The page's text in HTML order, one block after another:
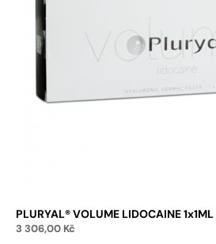
PLURYAL® VOLUME LIDOCAINE 1x1ML
3 306,00 Kč